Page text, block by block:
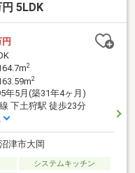
5LDK
2
2
年5月(築31年4ヶ月)
下土狩駅 徒歩23分
津市大岡
システムキッチン